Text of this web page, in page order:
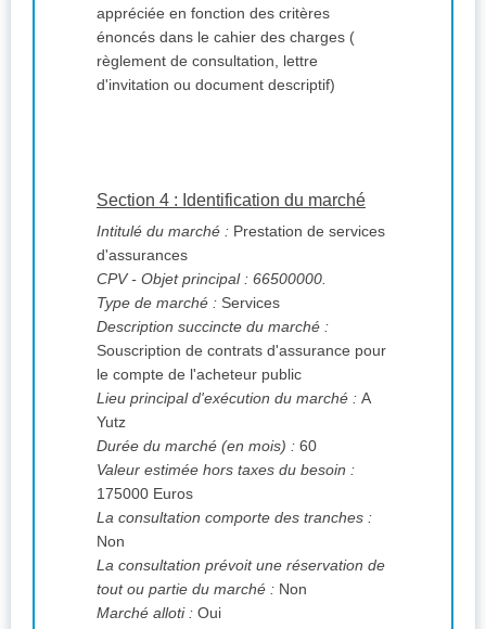
appréciée en fonction des critères
énoncés dans le cahier des charges (
règlement de consultation, lettre
d'invitation ou document descriptif)
Section 4 : Identification du marché
Intitulé du marché : Prestation de services
d'assurances
CPV- Objet principal : 66500000.
Type de marché : Services
Description succincte du marché :
Souscription de contrats d'assurance pour
le compte de l'acheteur public
Lieu principal d'exécution du marché : A
Yutz
Durée du marché (en mois) : 60
Valeur estimée hors taxes du besoin :
175000 Euros
La consultation comporte des tranches :
Non
La consultation prévoit une réservation de
tout ou partie du marché : Non
Marché alloti : Oui